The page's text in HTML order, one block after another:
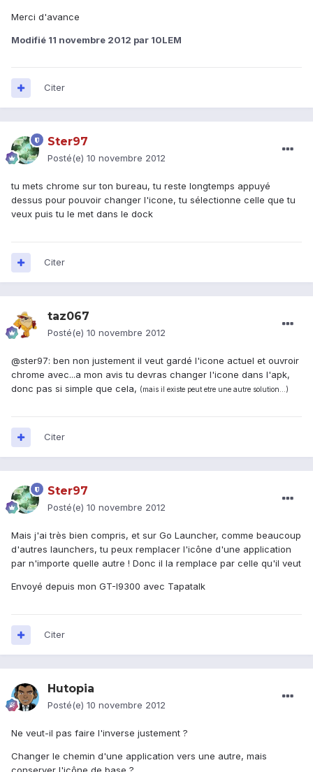
Merci d'avance
Modifié 11 novembre 2012 par 10LEM
Citer
Ster97
Posté(e) 10 novembre 2012
tu mets chrome sur ton bureau, tu reste longtemps appuyé
dessus pour pouvoir changer l'icone, tu sélectionne celle que tu
veux puis tu le met dans le dock
Citer
taz067
Posté(e) 10 novembre 2012
@ster97: ben non justement il veut gardé l'icone actuel et ouvroir
chrome avec...a mon avis tu devras changer l'icone dans l'apk,
donc pas si simple que cela, (mais il existe peut etre une autre solution...)
Citer
Ster97
Posté(e) 10 novembre 2012
Mais j'ai très bien compris, et sur Go Launcher, comme beaucoup
d'autres launchers, tu peux remplacer l'icône d'une application
par n'importe quelle autre ! Donc il la remplace par celle qu'il veut
Envoyé depuis mon GT-I9300 avec Tapatalk
Citer
Hutopia
Posté(e) 10 novembre 2012
Ne veut-il pas faire l'inverse justement ?
Changer le chemin d'une application vers une autre, mais